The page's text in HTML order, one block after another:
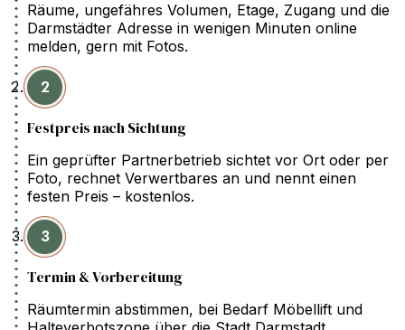
Räume, ungefähres Volumen, Etage, Zugang und die
Darmstädter Adresse in wenigen Minuten online
melden, gern mit Fotos.
2
Festpreis nach Sichtung
Ein geprüfter Partnerbetrieb sichtet vor Ort oder per
Foto, rechnet Verwertbares an und nennt einen
festen Preis – kostenlos.
3
Termin & Vorbereitung
Räumtermin abstimmen, bei Bedarf Möbellift und